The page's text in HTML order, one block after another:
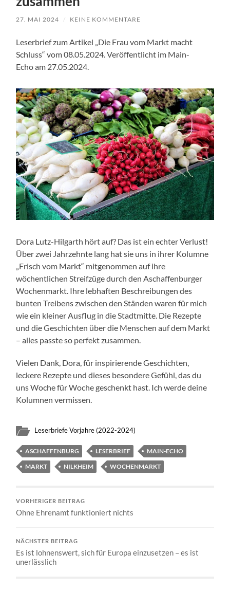
27. MAI 2024 / KEINE KOMMENTARE
Leserbrief zum Artikel „Die Frau vom Markt macht
Schluss“ vom 08.05.2024. Veröffentlicht im Main-
Echo am 27.05.2024.
Dora Lutz-Hilgarth hört auf? Das ist ein echter Verlust!
Über zwei Jahrzehnte lang hat sie uns in ihrer Kolumne
„Frisch vom Markt“ mitgenommen auf ihre
wöchentlichen Streifzüge durch den Aschaffenburger
Wochenmarkt. Ihre lebhaften Beschreibungen des
bunten Treibens zwischen den Ständen waren für mich
wie ein kleiner Ausflug in die Stadtmitte. Die Rezepte
und die Geschichten über die Menschen auf dem Markt
– alles passte so perfekt zusammen.
Vielen Dank, Dora, für inspirierende Geschichten,
leckere Rezepte und dieses besondere Gefühl, das du
uns Woche für Woche geschenkt hast. Ich werde deine
Kolumnen vermissen.
Leserbriefe Vorjahre (2022-2024)
ASCHAFFENBURG LESERBRIEF
MAIN-ECHO
MARKT
NILKHEIM WOCHENMARKT
VORHERIGER BEITRAG
Ohne Ehrenamt funktioniert nichts
NÄCHSTER BEITRAG
Es ist lohnenswert, sich für Europa einzusetzen – es ist
unerlässlich